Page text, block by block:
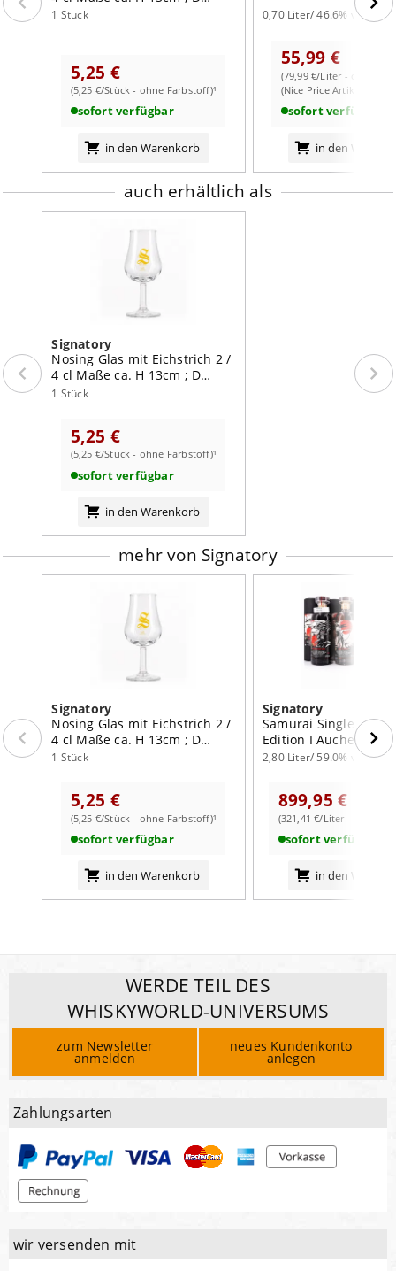
Ø-Rand
weiterlesen auf der Markenseite von Signatory
4/6cm
1 Stück
5,25 €
(5,25 €/Stück - ohne Farbstoff)¹
sofort verfügbar
in den Warenkorb
0,70 Liter/ 46.6% vol
55,99 €
(79,99 €/Liter - ohne
(Nice Price Artikel)
sofort verfügbar
in den
auch erhältlich als
Signatory
Nosing Glas mit Eichstrich 2 /
4 cl Maße ca. H 13cm ; D
4/6cm
1 Stück
5,25 €
(5,25 €/Stück - ohne Farbstoff)¹
sofort verfügbar
in den Warenkorb
mehr von Signatory
Signatory
Nosing Glas mit Eichstrich 2 /
4 cl Maße ca. H 13cm ; D
4/6cm
1 Stück
5,25 €
(5,25 €/Stück - ohne Farbstoff)¹
sofort verfügbar
in den Warenkorb
Signatory
Samurai Single Malt
Edition I
Ila; Craigellachie &
2,80 Liter/ 59.0% vol
899,95 €
(321,41 €/Liter - ohne
sofort verfügbar
in den
WERDE TEIL DES
WHISKYWORLD-UNIVERSUMS
zum Newsletter
anmelden
neues Kundenkonto
anlegen
Zahlungsarten
wir versenden mit